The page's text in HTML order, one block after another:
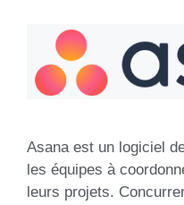
Asana est un logiciel
les équipes à
leurs projets.